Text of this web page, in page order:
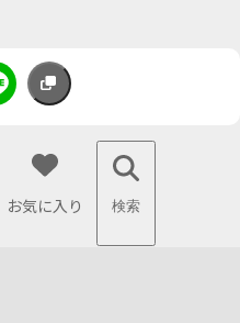
お気に入り 検索